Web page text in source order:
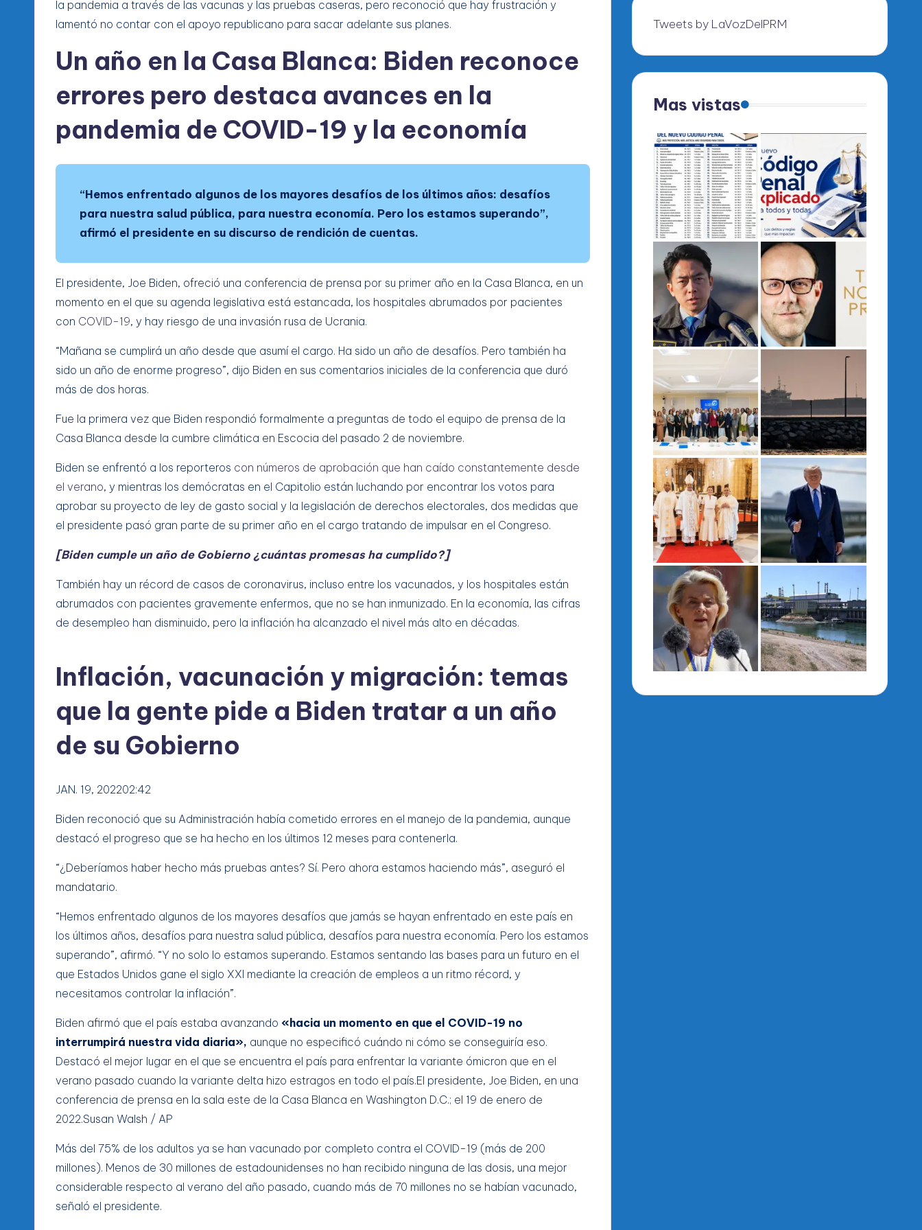
la pandemia a través de las vacunas y las pruebas caseras, pero reconoció que hay frustración y
lamentó no contar con el apoyo republicano para sacar adelante sus planes.
Un año en la Casa Blanca: Biden reconoce
errores pero destaca avances en la
pandemia de COVID-19 y la economía
“Hemos enfrentado algunos de los mayores desafíos de los últimos años: desafíos
para nuestra salud pública, para nuestra economía. Pero los estamos superando”,
afirmó el presidente en su discurso de rendición de cuentas.
El presidente, Joe Biden, ofreció una conferencia de prensa por su primer año en la Casa Blanca, en un
momento en el que su agenda legislativa está estancada, los hospitales abrumados por pacientes
con COVID-19, y hay riesgo de una invasión rusa de Ucrania.
“Mañana se cumplirá un año desde que asumí el cargo. Ha sido un año de desafíos. Pero también ha
sido un año de enorme progreso”, dijo Biden en sus comentarios iniciales de la conferencia que duró
más de dos horas.
Fue la primera vez que Biden respondió formalmente a preguntas de todo el equipo de prensa de la
Casa Blanca desde la cumbre climática en Escocia del pasado 2 de noviembre.
Biden se enfrentó a los reporteros con números de aprobación que han caído constantemente desde
el verano, y mientras los demócratas en el Capitolio están luchando por encontrar los votos para
aprobar su proyecto de ley de gasto social y la legislación de derechos electorales, dos medidas que
el presidente pasó gran parte de su primer año en el cargo tratando de impulsar en el Congreso.
[Biden cumple un año de Gobierno ¿cuántas promesas ha cumplido?]
También hay un récord de casos de coronavirus, incluso entre los vacunados, y los hospitales están
abrumados con pacientes gravemente enfermos, que no se han inmunizado. En la economía, las cifras
de desempleo han disminuido, pero la inflación ha alcanzado el nivel más alto en décadas.
Inflación, vacunación y migración: temas
que la gente pide a Biden tratar a un año
de su Gobierno
JAN. 19, 202202:42
Biden reconoció que su Administración había cometido errores en el manejo de la pandemia, aunque
destacó el progreso que se ha hecho en los últimos 12 meses para contenerla.
“¿Deberíamos haber hecho más pruebas antes? Sí. Pero ahora estamos haciendo más”, aseguró el
mandatario.
“Hemos enfrentado algunos de los mayores desafíos que jamás se hayan enfrentado en este país en
los últimos años, desafíos para nuestra salud pública, desafíos para nuestra economía. Pero los estamos
superando”, afirmó. “Y no solo lo estamos superando. Estamos sentando las bases para un futuro en el
que Estados Unidos gane el siglo XXI mediante la creación de empleos a un ritmo récord, y
necesitamos controlar la inflación”.
Biden afirmó que el país estaba avanzando «hacia un momento en que el COVID-19 no
interrumpirá nuestra vida diaria», aunque no especificó cuándo ni cómo se conseguiría eso.
Destacó el mejor lugar en el que se encuentra el país para enfrentar la variante ómicron que en el
verano pasado cuando la variante delta hizo estragos en todo el país.El presidente, Joe Biden, en una
conferencia de prensa en la sala este de la Casa Blanca en Washington D.C.; el 19 de enero de
2022.Susan Walsh / AP
Más del 75% de los adultos ya se han vacunado por completo contra el COVID-19 (más de 200
millones). Menos de 30 millones de estadounidenses no han recibido ninguna de las dosis, una mejor
considerable respecto al verano del año pasado, cuando más de 70 millones no se habían vacunado,
señaló el presidente.
Tweets by LaVozDelPRM
Mas vistas